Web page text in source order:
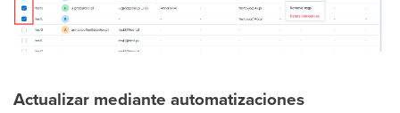
Actualizar mediante automatizaciones